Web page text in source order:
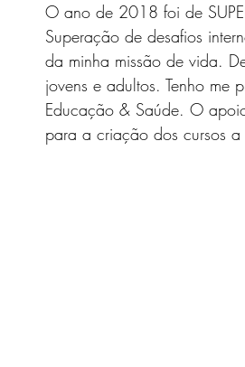
Compondo Biografias com Florais
O ano de 2018 foi de
Superação de desafios
da minha missão de vida.
jovens e adultos. Tenho me
Educação & Saúde. O
para a criação dos cursos a